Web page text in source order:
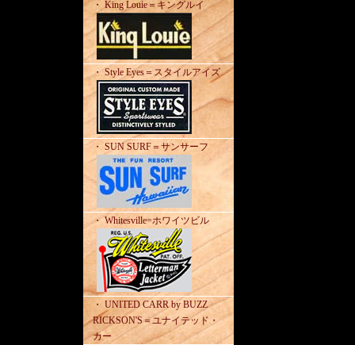
・ King Louie＝キングルイ
・ Style Eyes＝スタイルアイズ
・ SUN SURF＝サンサーフ
・ Whitesville=ホワイツビル
・ UNITED CARR by BUZZ
RICKSON'S＝ユナイテッド・
カー